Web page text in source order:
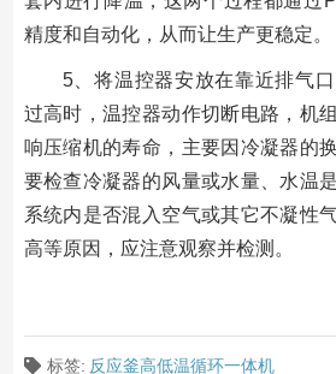
精度和自动化，从而让生产更稳定。
5、将温控器安放在靠近排气
过高时，温控器动作切断电路，机
响压缩机的寿命，主要因冷凝器的
要检查冷凝器的风量或水量、水温
系统内是否混入空气或其它不凝性
高等原因，应注意观察并检测。
标签: 反应釜高低温循环一体机